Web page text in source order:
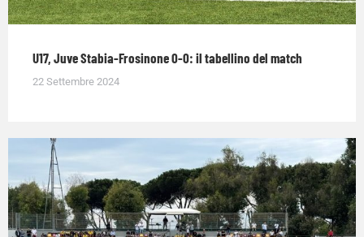
U17, Juve Stabia-Frosinone 0-0: il tabellino del match
22 Settembre 2024